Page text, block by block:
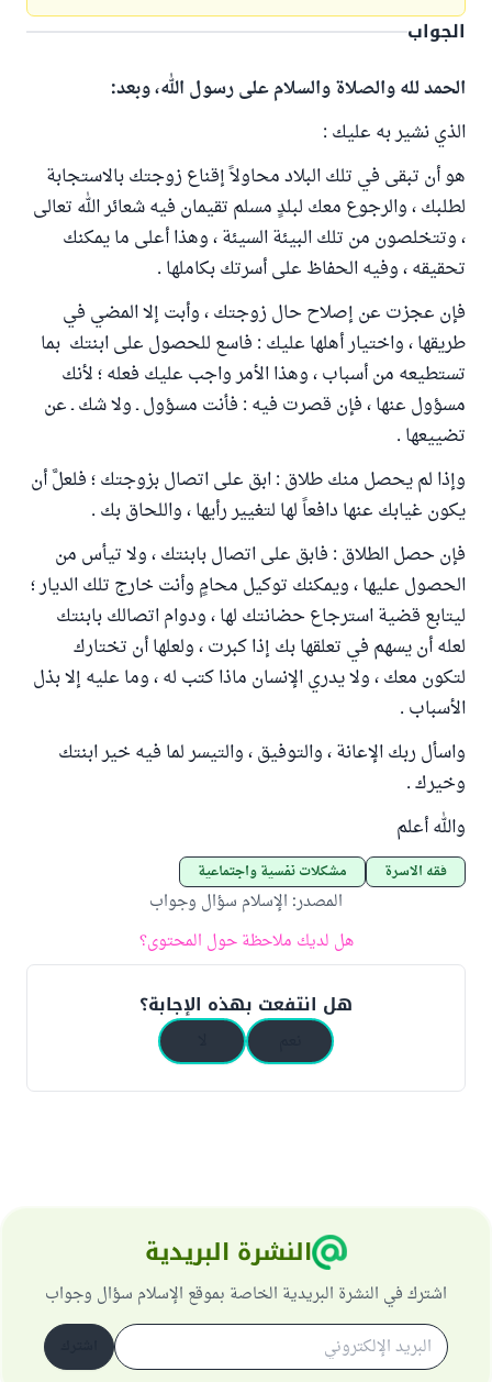
الجواب
الحمد لله والصلاة والسلام على رسول الله، وبعد:
الذي نشير به عليك :
هو أن تبقى في تلك البلاد محاولاً إقناع زوجتك بالاستجابة
لطلبك ، والرجوع معك لبلدٍ مسلم تقيمان فيه شعائر الله تعالى
، وتتخلصون من تلك البيئة السيئة ، وهذا أعلى ما يمكنك
تحقيقه ، وفيه الحفاظ على أسرتك بكاملها .
فإن عجزت عن إصلاح حال زوجتك ، وأبت إلا المضي في
طريقها ، واختيار أهلها عليك : فاسع للحصول على ابنتك بما
تستطيعه من أسباب ، وهذا الأمر واجب عليك فعله ؛ لأنك
مسؤول عنها ، فإن قصرت فيه : فأنت مسؤول ـ ولا شك ـ عن
تضييعها .
وإذا لم يحصل منك طلاق : ابق على اتصال بزوجتك ؛ فلعلَّ أن
يكون غيابك عنها دافعاً لها لتغيير رأيها ، واللحاق بك .
فإن حصل الطلاق : فابق على اتصال بابنتك ، ولا تيأس من
الحصول عليها ، ويمكنك توكيل محامٍ وأنت خارج تلك الديار ؛
ليتابع قضية استرجاع حضانتك لها ، ودوام اتصالك بابنتك
لعله أن يسهم في تعلقها بك إذا كبرت ، ولعلها أن تختارك
لتكون معك ، ولا يدري الإنسان ماذا كتب له ، وما عليه إلا بذل
الأسباب .
واسأل ربك الإعانة ، والتوفيق ، والتيسر لما فيه خير ابنتك
وخيرك .
والله أعلم
فقه الأسرة مشكلات نفسية واجتماعية
المصدر: الإسلام سؤال وجواب
هل لديك ملاحظة حول المحتوى؟
هل انتفعت بهذه الإجابة؟
النشرة البريدية
اشترك في النشرة البريدية الخاصة بموقع الإسلام سؤال وجواب